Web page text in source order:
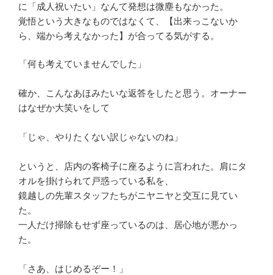
に「成人祝いたい」なんて発想は微塵もなかった。
覚悟という大きなものではなくて、【出来っこないか
ら、端から考えなかった】が合ってる気がする。
「何も考えていませんでした」
確か、こんなあほみたいな返答をしたと思う。オーナー
はなぜか大笑いをして
「じゃ、やりたくない訳じゃないのね」
というと、店内の客椅子に座るように言われた。肩にタ
オルを掛けられて戸惑っている私を、
鏡越しの先輩スタッフたちがニヤニヤと交互に見てい
た。
一人だけ掃除もせず座っているのは、居心地が悪かっ
た。
「さあ、はじめるぞー！」